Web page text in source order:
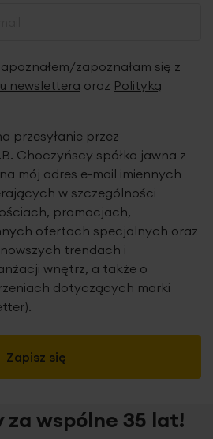
zapoznałam się z
newslettera oraz Polityką
Zapisz się
przesyłanie przez
Choczyńscy spółka jawna z
mój adres e-mail imiennych
w szczególności
promocjach,
ofertach specjalnych oraz
trendach i
wnętrz, a także o
dotyczących marki
za wspólne 35 lat!